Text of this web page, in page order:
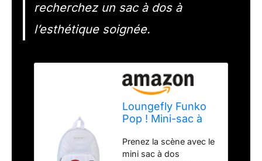
recherchez un sac à dos à
l’esthétique soignée.
Loungefly Funko
Pop ! Mini-sac à
Shut Down
Prenez la scène avec le
mini sac à dos